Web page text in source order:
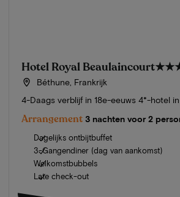
Hotel Royal Beaulaincourt
Béthune, Frankrijk
4-Daags verblijf in 18e-eeuws 4*-hotel
Arrangement 3 nachten voor 2
Dagelijks ontbijtbuffet
3-Gangendiner (dag van aankomst)
Welkomstbubbels
Late check-out